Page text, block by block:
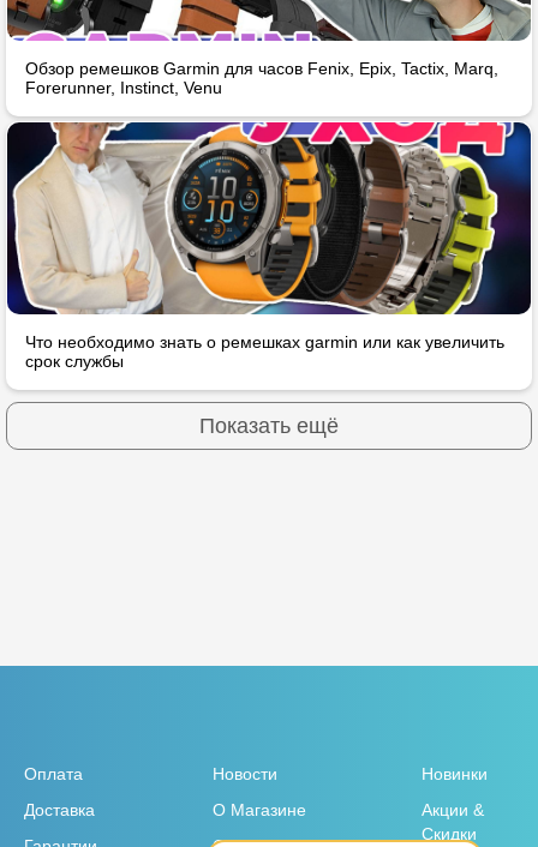
Обзор ремешков Garmin для часов Fenix, Epix, Tactix, Marq,
Forerunner, Instinct, Venu
Что необходимо знать о ремешках garmin или как увеличить
срок службы
Показать ещё
Оплата
Доставка
Новости
О Магазине
Новинки
Акции &
Скидки